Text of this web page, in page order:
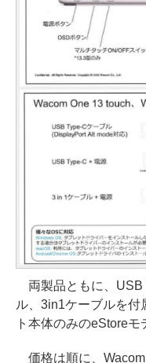
両製品ともに、USB
ル、3in1ケーブルを付
ト本体のみのeStoreモ
価格は順に、